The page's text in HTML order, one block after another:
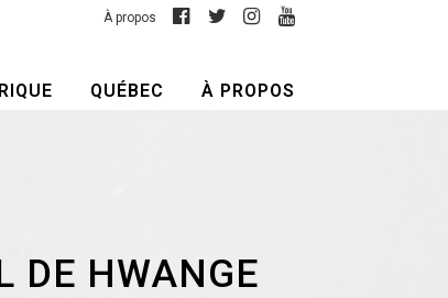
À propos
QUÉBEC À PROPOS
DE HWANGE